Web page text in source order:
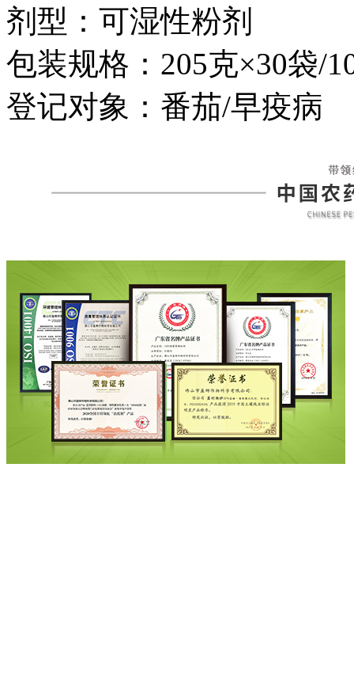
剂型：可湿性粉剂
包装规格：205克×30袋/
登记对象：番茄/早疫病